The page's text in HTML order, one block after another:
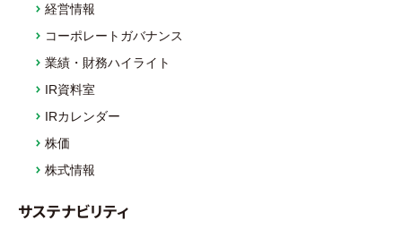
経営情報
コーポレートガバナンス
業績・財務ハイライト
IR資料室
IRカレンダー
株価
株式情報
サステナビリティ